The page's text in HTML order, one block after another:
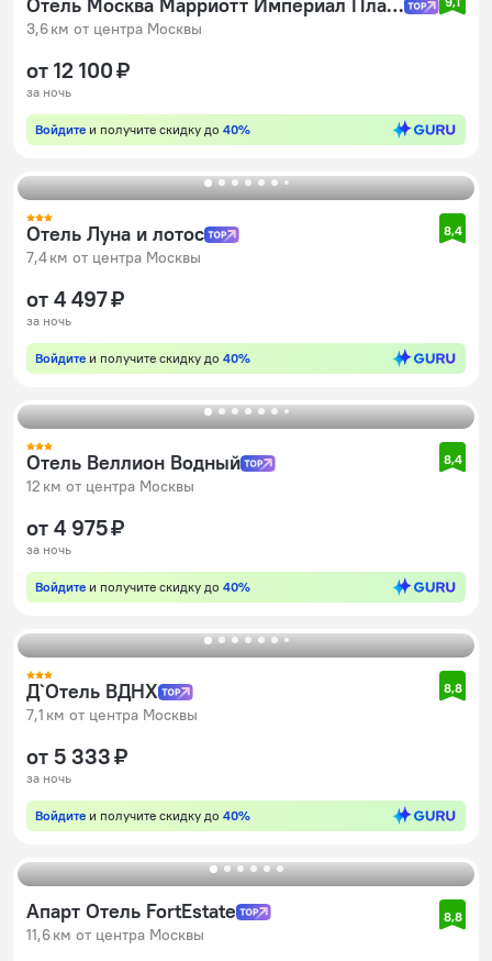
3,6 км от центра Москвы
от 12 100 ₽
за ночь
Войдите и получите скидку до 40%
Отель Луна и лотос
7,4 км от центра Москвы
8,4
от 4 497 ₽
за ночь
Войдите и получите скидку до 40%
Отель Веллион Водный
12 км от центра Москвы
8,4
от 4 975 ₽
за ночь
Войдите и получите скидку до 40%
Д`Отель ВДНХ
7,1 км от центра Москвы
8,8
от 5 333 ₽
за ночь
Войдите и получите скидку до 40%
Апарт Отель FortEstate
11,6 км от центра Москвы
8,8